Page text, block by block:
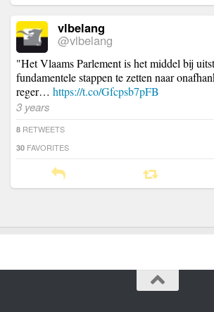
vlbelang
@vlbelang
"Het Vlaams Parlement is het middel bij
fundamentele stappen te zetten naar
reger… https://t.co/Gfcpsb7pFB
3 years
8 RETWEETS
30 FAVORITES